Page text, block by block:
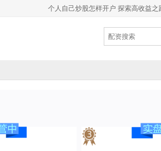
个人自己炒股怎样开户 探索高收益